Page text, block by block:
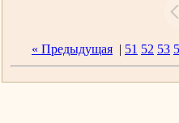
« Предыдущая | 51 52 53